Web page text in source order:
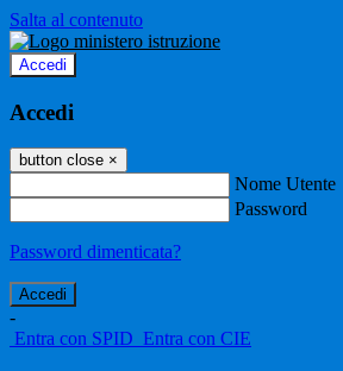
Salta al contenuto
Accedi
Accedi
button close ×
Nome Utente
Password
Password dimenticata?
-
Entra con SPID Entra con CIE